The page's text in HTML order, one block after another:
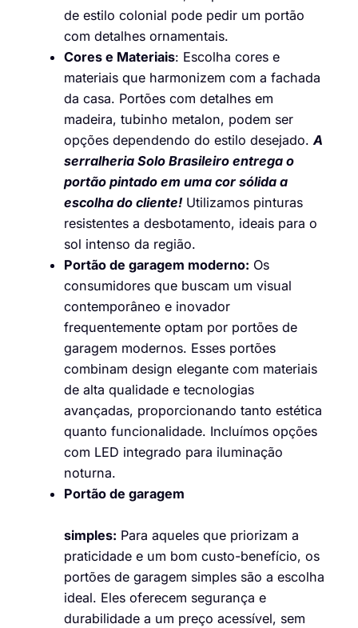
de estilo colonial pode pedir um portão
com detalhes ornamentais.
Cores e Materiais: Escolha cores e
materiais que harmonizem com a fachada
da casa. Portões com detalhes em
madeira, tubinho metalon, podem ser
opções dependendo do estilo desejado.A
serralheria Solo Brasileiro entrega o
portão pintado em uma cor sólida a
escolha do cliente! Utilizamos pinturas
resistentes a desbotamento, ideais para o
sol intenso da região.
Portão de garagem moderno: Os
consumidores que buscam um visual
contemporâneo e inovador
frequentemente optam por portões de
garagem modernos. Esses portões
combinam design elegante com materiais
de alta qualidade e tecnologias
avançadas, proporcionando tanto estética
quanto funcionalidade. Incluímos opções
com LED integrado para iluminação
noturna.
Portão de garagem
simples: Para aqueles que priorizam a
praticidade e um bom custo-benefício, os
portões de garagem simples são a escolha
ideal. Eles oferecem segurança e
durabilidade a um preço acessível, sem